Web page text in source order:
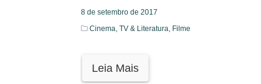
8 de setembro de 2017
Cinema, TV & Literatura, Filme
Leia Mais